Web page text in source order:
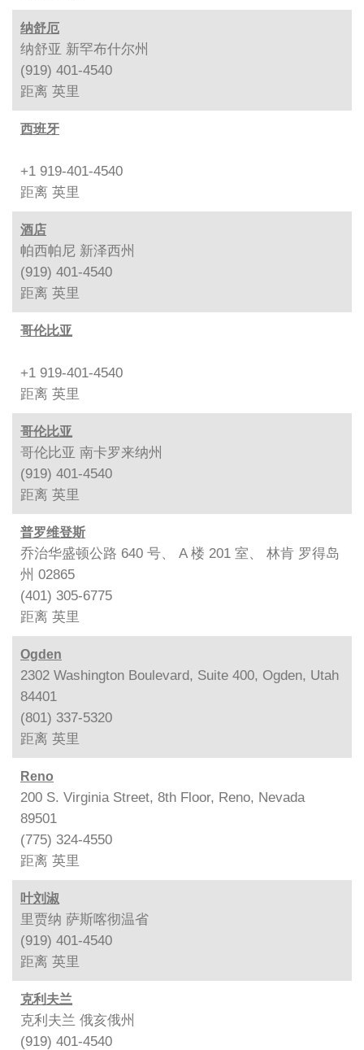
纳舒厄
纳舒亚 新罕布什尔州
(919) 401-4540
距离 英里
西班牙
+1 919-401-4540
距离 英里
酒店
帕西帕尼 新泽西州
(919) 401-4540
距离 英里
哥伦比亚
+1 919-401-4540
距离 英里
哥伦比亚
哥伦比亚 南卡罗来纳州
(919) 401-4540
距离 英里
普罗维登斯
乔治华盛顿公路 640 号、 A 楼 201 室、 林肯 罗得岛
州 02865
(401) 305-6775
距离 英里
Ogden
2302 Washington Boulevard, Suite 400, Ogden, Utah
84401
(801) 337-5320
距离 英里
Reno
200 S. Virginia Street, 8th Floor, Reno, Nevada
89501
(775) 324-4550
距离 英里
叶刘淑
里贾纳 萨斯喀彻温省
(919) 401-4540
距离 英里
克利夫兰
克利夫兰 俄亥俄州
(919) 401-4540